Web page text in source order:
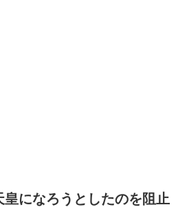
になろうとしたのを阻止